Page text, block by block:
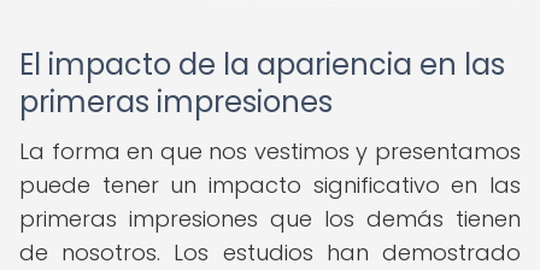
El impacto de la apariencia en las
primeras impresiones
La forma en que nos vestimos y presentamos
puede tener un impacto significativo en las
primeras impresiones que los demás tienen
de nosotros. Los estudios han demostrado